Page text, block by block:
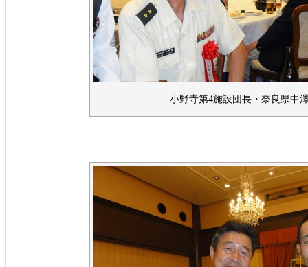
小野寺第4施設団長・奈良県中